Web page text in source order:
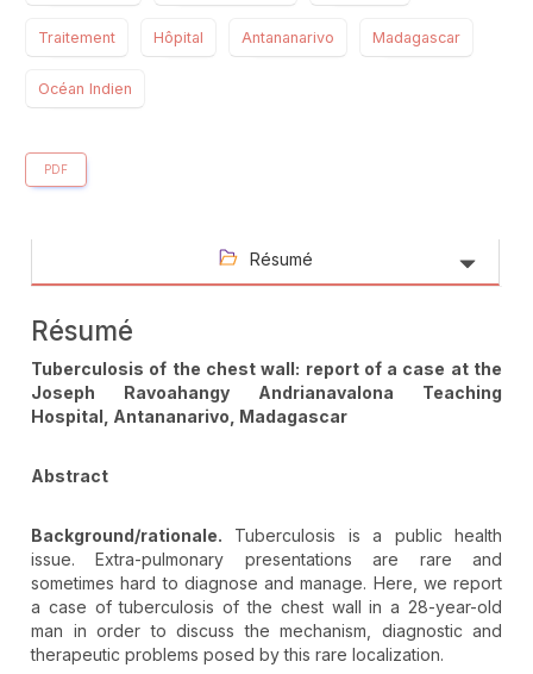
Traitement Hôpital Antananarivo Madagascar
Océan Indien
PDF
Résumé
Résumé
Tuberculosis of the chest wall: report of a case at the
Joseph Ravoahangy Andrianavalona Teaching
Hospital, Antananarivo, Madagascar
Abstract
Background/rationale. Tuberculosis is a public health
issue. Extra-pulmonary presentations are rare and
sometimes hard to diagnose and manage. Here, we report
a case of tuberculosis of the chest wall in a 28-year-old
man in order to discuss the mechanism, diagnostic and
therapeutic problems posed by this rare localization.